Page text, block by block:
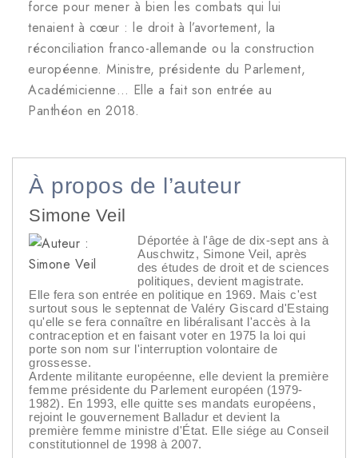
force pour mener à bien les combats qui lui
tenaient à cœur : le droit à l’avortement, la
réconciliation franco-allemande ou la construction
européenne. Ministre, présidente du Parlement,
Académicienne… Elle a fait son entrée au
Panthéon en 2018.
À propos de l’auteur
Simone Veil
Déportée à l'âge de dix-sept ans à
Auschwitz, Simone Veil, après
des études de droit et de sciences
politiques, devient magistrate.
Elle fera son entrée en politique en 1969. Mais c'est
surtout sous le septennat de Valéry Giscard d'Estaing
qu'elle se fera connaître en libéralisant l'accès à la
contraception et en faisant voter en 1975 la loi qui
porte son nom sur l'interruption volontaire de
grossesse.
Ardente militante européenne, elle devient la première
femme présidente du Parlement européen (1979-
1982). En 1993, elle quitte ses mandats européens,
rejoint le gouvernement Balladur et devient la
première femme ministre d'État. Elle siége au Conseil
constitutionnel de 1998 à 2007.